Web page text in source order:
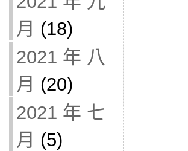
月 (18)
2021 年 八
月 (20)
2021 年 七
月 (5)